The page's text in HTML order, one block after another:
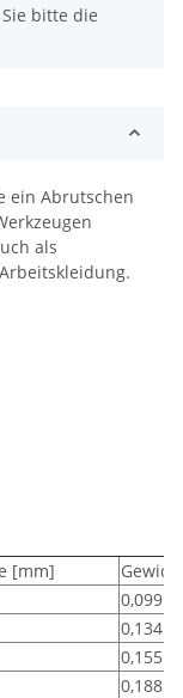
bitte die
ein Abrutschen
als
[mm]
0,099
0,134
0,155
0,188